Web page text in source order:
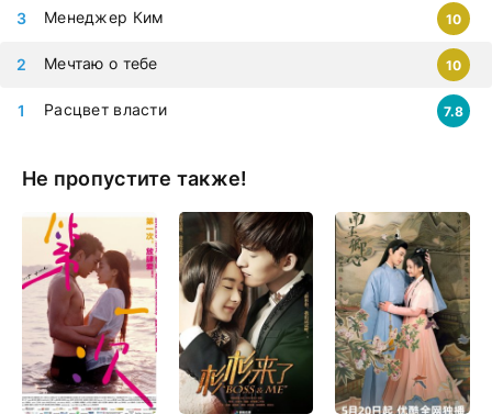
Расцвет власти 7.8
Мечтаю о тебе 10
Менеджер Ким 10
Не пропустите также!